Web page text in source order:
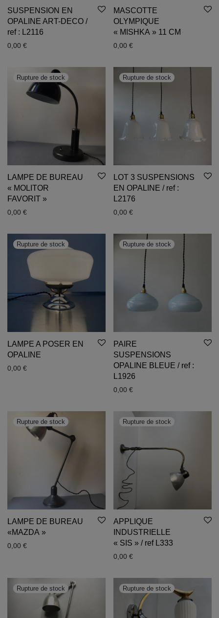
SUSPENSION EN
OPALINE ART-DECO /
ref : L2116
0,00 €
MASCOTTE
OLYMPIQUE
« MISHKA » 11 CM
0,00 €
LAMPE DE BUREAU
« MOLITOR
FAVORIT »
0,00 €
LOT 3 SUSPENSIONS
EN OPALINE / ref :
L2176
0,00 €
LAMPE A POSER EN
OPALINE
0,00 €
PAIRE
SUSPENSIONS
OPALINE BLEUE / ref :
L1926
0,00 €
LAMPE DE BUREAU
«MAZDA »
0,00 €
APPLIQUE
INDUSTRIELLE
« SIS » / ref L333
0,00 €